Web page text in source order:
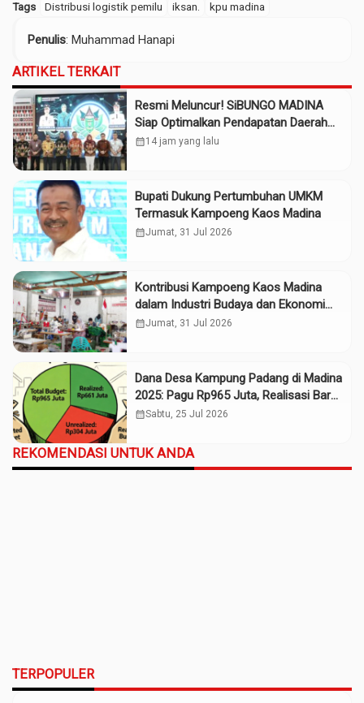
Tags Distribusi logistik pemilu iksan. kpu madina
Penulis: Muhammad Hanapi
ARTIKEL TERKAIT
Resmi Meluncur! SiBUNGO MADINA
Siap Optimalkan Pendapatan Daerah
Madina
calendar_month14 jam yang lalu
Bupati Dukung Pertumbuhan UMKM
Termasuk Kampoeng Kaos Madina
calendar_monthJumat, 31 Jul 2026
Kontribusi Kampoeng Kaos Madina
dalam Industri Budaya dan Ekonomi
Daerah
calendar_monthJumat, 31 Jul 2026
Dana Desa Kampung Padang di Madina
2025: Pagu Rp965 Juta, Realisasi Baru
Rp661 Juta
calendar_monthSabtu, 25 Jul 2026
REKOMENDASI UNTUK ANDA
TERPOPULER